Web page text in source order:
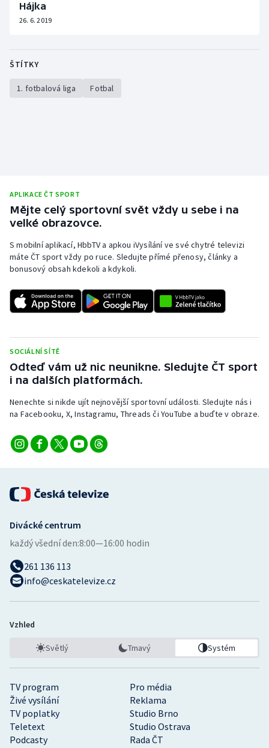
Veslování
Volejbal
Ostatní
Hájka
26. 6. 2019
ŠTÍTKY
1. fotbalová liga Fotbal
APLIKACE ČT SPORT
Mějte celý sportovní svět vždy u sebe i na
velké obrazovce.
S mobilní aplikací, HbbTV a apkou iVysílání ve své chytré televizi
máte ČT sport vždy po ruce. Sledujte přímé přenosy, články a
bonusový obsah kdekoli a kdykoli.
SOCIÁLNÍ SÍTĚ
Odteď vám už nic neunikne. Sledujte ČT sport
i na dalších platformách.
Nenechte si nikde ujít nejnovější sportovní události. Sledujte nás i
na Facebooku, X, Instagramu, Threads či YouTube a buďte v obraze.
TV program
Pro média
Živé vysílání
Reklama
TV poplatky
Studio Brno
Teletext
Studio Ostrava
Podcasty
Rada ČT
Divácké centrum
každý všední den:8:00—16:00 hodin
261 136 113
info@ceskatelevize.cz
Vzhled
Světlý Tmavý Systém